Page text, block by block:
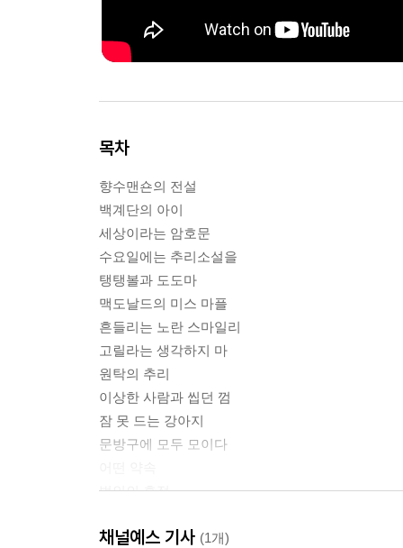
목차
향수맨숀의 전설
백계단의 아이
세상이라는 암호문
수요일에는 추리소설을
탱탱볼과 도도마
맥도날드의 미스 마플
흔들리는 노란 스마일리
고릴라는 생각하지 마
원탁의 추리
이상한 사람과 씹던 껌
잠 못 드는 강아지
문방구에 모두 모이다
범인의 흔적
놓을 수 없기에
채널예스 기사 (1개)